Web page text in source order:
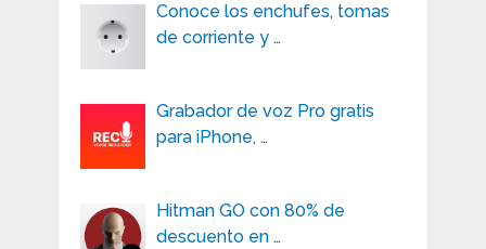
Conoce los enchufes, tomas
de corriente y …
Grabador de voz Pro gratis
para iPhone, …
Hitman GO con 80% de
descuento en …